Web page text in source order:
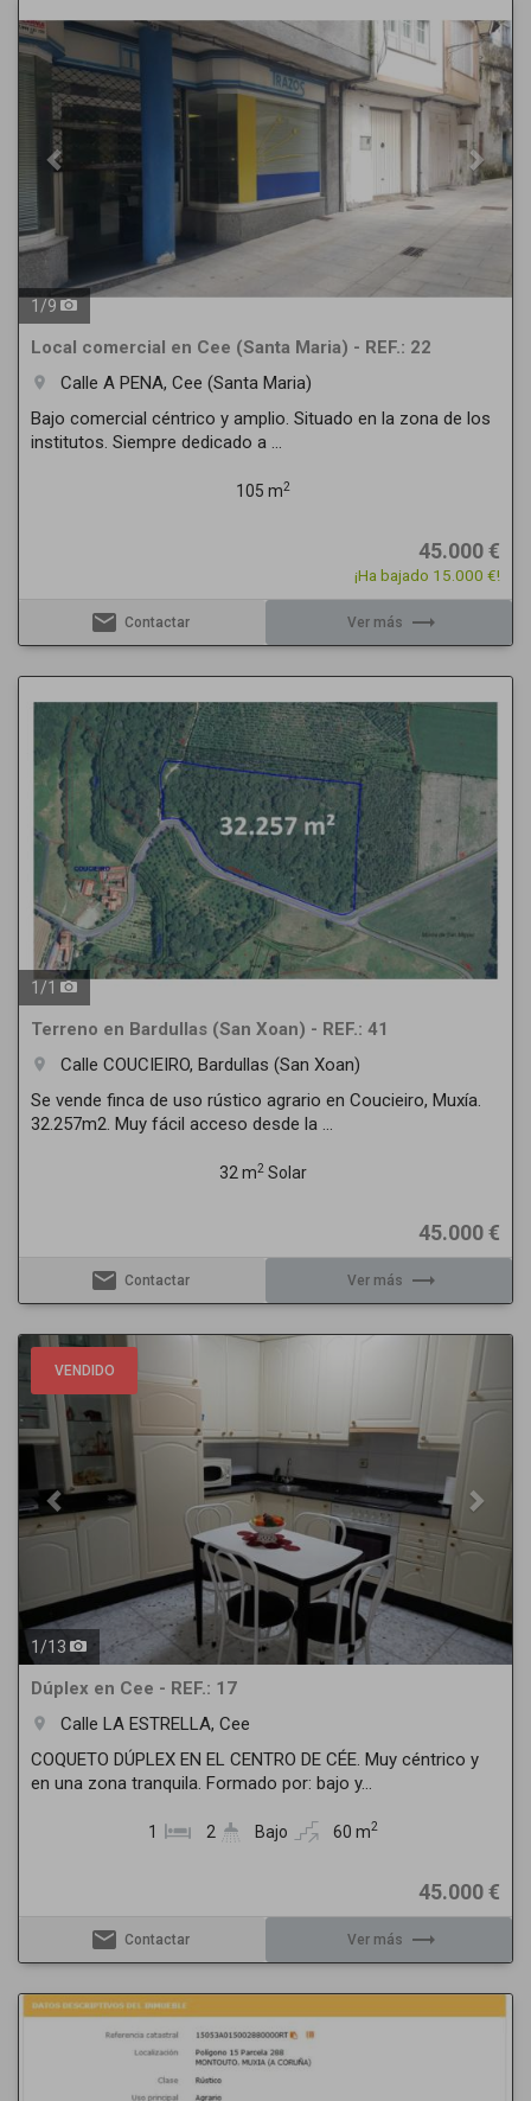
1 /9
Local comercial en Cee (Santa Maria) - REF.: 22
room
Calle A PENA, Cee (Santa Maria)
Bajo comercial céntrico y amplio. Situado en la zona de los
institutos. Siempre dedicado a ...
105 m2
45.000 €
¡Ha bajado 15.000 €!
email Contactar Ver más trending_flat
1 /1
Terreno en Bardullas (San Xoan) - REF.: 41
room
Calle COUCIEIRO, Bardullas (San Xoan)
Se vende finca de uso rústico agrario en Coucieiro, Muxía.
32.257m2. Muy fácil acceso desde la ...
32 m2Solar
45.000 €
email Contactar Ver más trending_flat
VENDIDO
Previous Next
1 /13
Dúplex en Cee - REF.: 17
room
Calle LA ESTRELLA, Cee
COQUETO DÚPLEX EN EL CENTRO DE CÉE. Muy céntrico y
en una zona tranquila. Formado por: bajo y...
1 2 Bajo 60 m2
45.000 €
email Contactar Ver más trending_flat
Previous Next